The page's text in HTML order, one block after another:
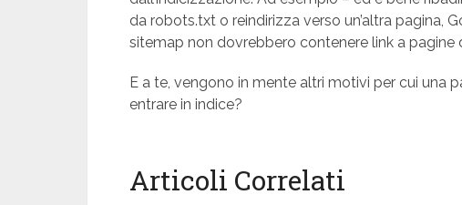
da robots.txt o reindirizza verso un’altra pagina,
sitemap non dovrebbero contenere link a pagine
E a te, vengono in mente altri motivi per cui una
entrare in indice?
Articoli Correlati